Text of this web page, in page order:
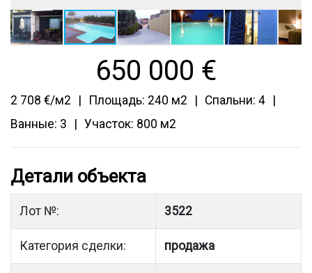
650 000 €
2 708 €/м2 Площадь: 240 м2
Спальни: 4
Ванные: 3
Участок: 800 м2
Детали объекта
Лот №: 3522
Категория сделки: продажа